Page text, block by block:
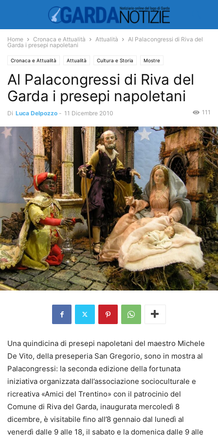
Home Cronaca e Attualità Attualità
Al Palacongressi di Riva del
Garda i presepi napoletani
Cronaca e Attualità Attualità Cultura e Storia Mostre
Al Palacongressi di Riva del
Garda i presepi napoletani
Di Luca Delpozzo - 11 Dicembre 2010 111
Una quindicina di presepi napoletani del maestro Michele
De Vito, della preseperia San Gregorio, sono in mostra al
Palacongressi: la seconda edizione della fortunata
iniziativa organizzata dall’associazione socioculturale e
ricreativa «Amici del Trentino» con il patrocinio del
Comune di Riva del Garda, inaugurata mercoledì 8
dicembre, è visitabile fino all’8 gennaio dal lunedì al
venerdì dalle 9 alle 18, il sabato e la domenica dalle 9 alle